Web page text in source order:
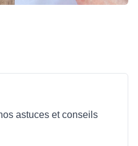
astuces et conseils